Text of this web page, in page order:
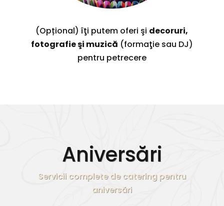
(Opțional) îţi putem oferi şi decoruri,
fotografie şi muzică (formaţie sau DJ)
pentru petrecere
Aniversări
Servicii complete de catering pentru
aniversări